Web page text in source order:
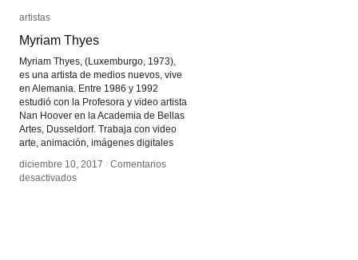
artistas
Myriam Thyes
Myriam Thyes, (Luxemburgo, 1973),
es una artista de medios nuevos, vive
en Alemania. Entre 1986 y 1992
estudió con la Profesora y video artista
Nan Hoover en la Academia de Bellas
Artes, Dusseldorf. Trabaja con video
arte, animación, imágenes digitales
diciembre 10, 2017 / Comentarios
desactivadosen
artistas
Myriam Thyes
diciembre 10, 2017 / Comentarios
desactivadosen